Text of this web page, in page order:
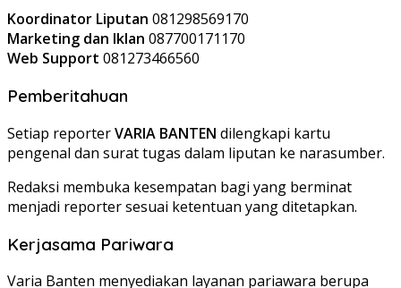
Koordinator Liputan 081298569170
Marketing dan Iklan 087700171170
Web Support 081273466560
Pemberitahuan
Setiap reporterVARIA BANTEN dilengkapi kartu
pengenal dan surat tugas dalam liputan ke narasumber.
Redaksi membuka kesempatan bagi yang berminat
menjadi reporter sesuai ketentuan yang ditetapkan.
Kerjasama Pariwara
Varia Banten menyediakan layanan pariawara berupa